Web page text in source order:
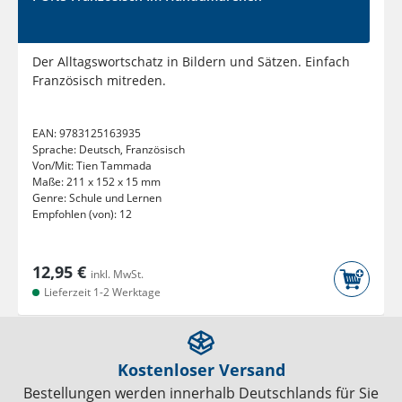
Der Alltagswortschatz in Bildern und Sätzen. Einfach
Französisch mitreden.
EAN:9783125163935
Sprache: Deutsch, Französisch
Von/Mit:Tien Tammada
Maße:211 x 152 x 15 mm
Genre:Schule und Lernen
Empfohlen (von): 12
12,95 € inkl. MwSt.
Lieferzeit 1-2 Werktage
Kostenloser Versand
Bestellungen werden innerhalb Deutschlands für Sie